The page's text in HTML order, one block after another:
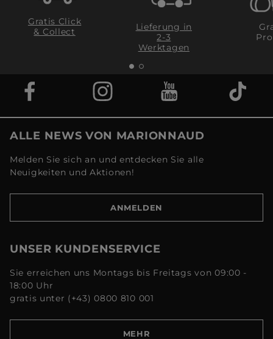
Gratis Click
& Collect
Lieferung in
2-3
Werktagen
ALLE NEWS VON MARIONNAUD
Melden Sie sich an und entdecken Sie alle
Neuigkeiten und Aktionen!
ANMELDEN
UNSER KUNDENSERVICE
Sie erreichen uns Montags bis Freitags von 09:00 -
18:00 Uhr
gratis unter (+43) 0800 810 001
MEHR